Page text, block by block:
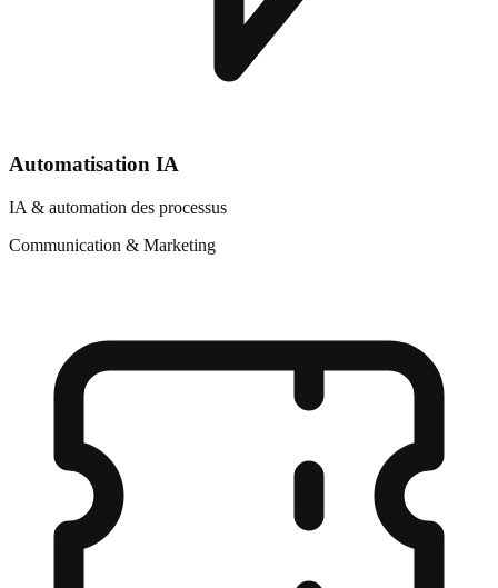
Automatisation IA
IA & automation des processus
Communication & Marketing